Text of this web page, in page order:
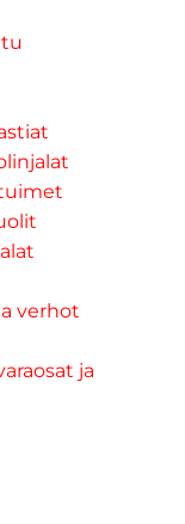
verhot
ja